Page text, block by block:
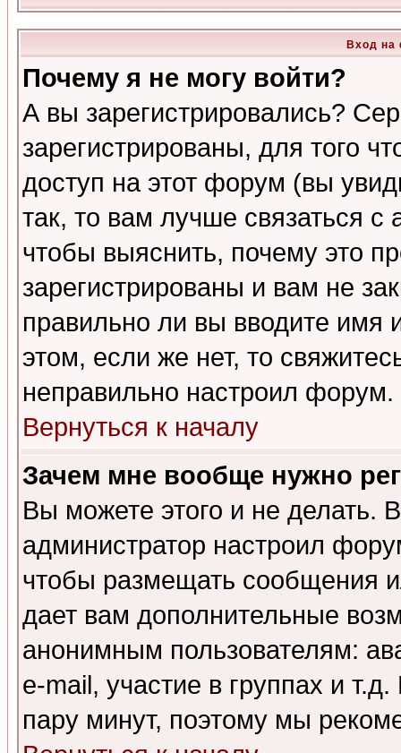
Вход на
Почему я не могу войти?
А вы зарегистрировались?
зарегистрированы, для того
доступ на этот форум (вы
так, то вам лучше связаться
чтобы выяснить, почему это
зарегистрированы и вам не
правильно ли вы вводите
этом, если же нет, то
неправильно настроил форум.
Вернуться к началу
Зачем мне вообще нужно
Вы можете этого и не делать.
администратор настроил
чтобы размещать сообщения
дает вам дополнительные
анонимным пользователям:
e-mail, участие в группах и
пару минут, поэтому мы